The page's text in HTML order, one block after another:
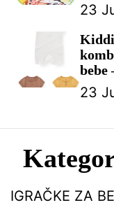
–
23
bebe
doba!
23
IGRAČKE ZA